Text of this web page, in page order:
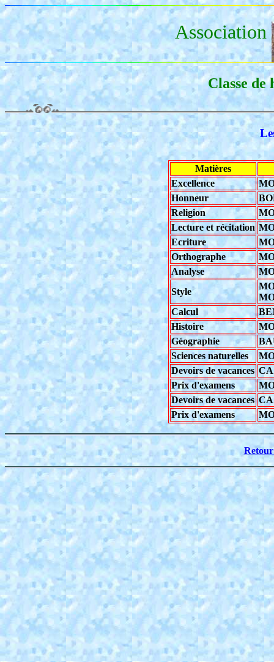
Association
Classe de
Matières
Excellence
Honneur
Religion
Lecture et récitation
Ecriture
Orthographe
Analyse
Style
Calcul
Histoire
Géographie
Sciences naturelles
Devoirs de vacances
Prix d'examens
Devoirs de vacances
Prix d'examens
Retour